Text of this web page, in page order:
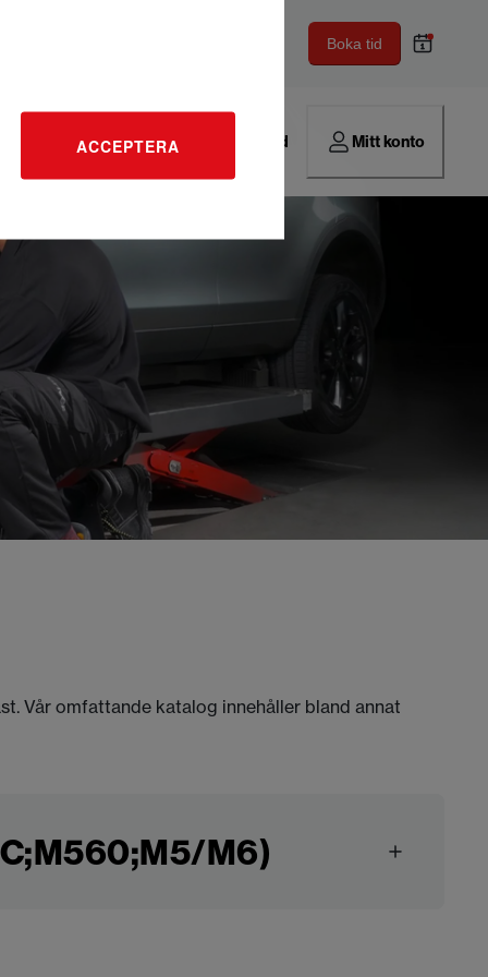
ACCEPTERA
Boka tid
Hitta verkstad Mitt konto
Vår omfattande katalog innehåller bland annat
M6)